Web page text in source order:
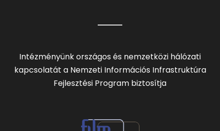
Intézményünk országos és nemzetközi hálózati
kapcsolatát a Nemzeti Információs Infrastruktúra
Fejlesztési Program biztosítja